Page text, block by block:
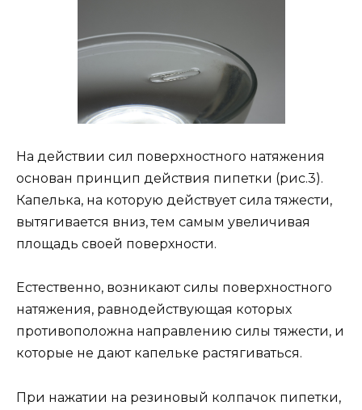
На действии сил поверхностного натяжения
основан принцип действия пипетки (рис.3).
Капелька, на которую действует сила тяжести,
вытягивается вниз, тем самым увеличивая
площадь своей поверхности.
Естественно, возникают силы поверхностного
натяжения, равнодействующая которых
противоположна направлению силы тяжести, и
которые не дают капельке растягиваться.
При нажатии на резиновый колпачок пипетки,